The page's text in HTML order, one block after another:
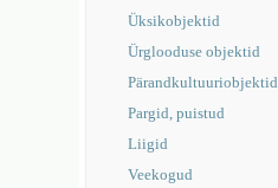
Üksikobjektid
Ürglooduse objektid
Pärandkultuuriobjektid
Pargid, puistud
Liigid
Veekogud